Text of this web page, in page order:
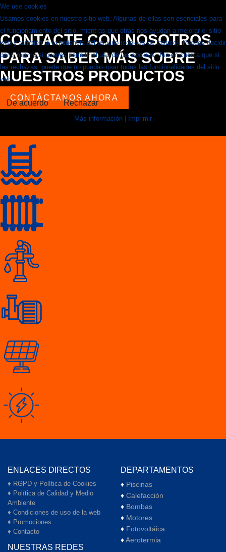
CONTACTE CON NOSOTROS
PARA SABER MÁS SOBRE
NUESTROS PRODUCTOS
CONTÁCTANOS AHORA
ENLACES DIRECTOS
♦ RGPD y Política de Cookies
♦ Política de Calidad y Medio
Ambiente
♦ Condiciones de uso de la web
♦ Promociones
♦ Contacto
NUESTRAS REDES
DEPARTAMENTOS
♦ Piscinas
♦ Calefacción
♦ Bombas
♦ Motores
♦ Fotovoltáica
♦Aerotermia
We use cookies
Usamos cookies en nuestro sitio web. Algunas de ellas son esenciales para
el funcionamiento del sitio, mientras que otras nos ayudan a mejorar el sitio
web y también la experiencia del usuario (cookies de rastreo). Puedes decidir
por ti mismo si quieres permitir el uso de las cookies. Ten en cuenta que si
las rechazas, puede que no puedas usar todas las funcionalidades del sitio
web.
De acuerdo Rechazar
Más información | Imprimir